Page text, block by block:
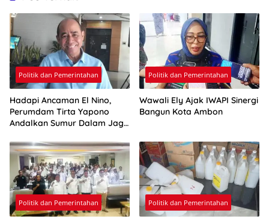
Politik dan Pemerintahan
Hadapi Ancaman El Nino,
Perumdam Tirta Yapono
Andalkan Sumur Dalam Jaga
Politik dan Pemerintahan
Wawali Ely Ajak IWAPI Sinergi
Bangun Kota Ambon
Politik dan Pemerintahan Politik dan Pemerintahan